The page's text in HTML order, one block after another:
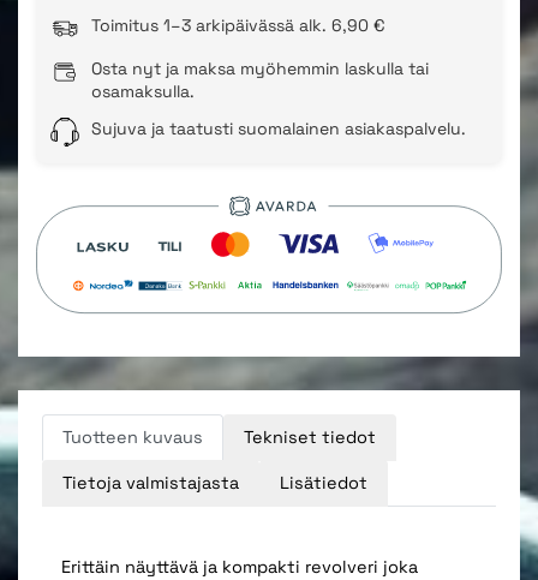
Toimitus 1–3 arkipäivässä alk. 6,90 €
Osta nyt ja maksa myöhemmin laskulla tai
osamaksulla.
Sujuva ja taatusti suomalainen asiakaspalvelu.
Tuotteen kuvaus Tekniset tiedot
Tietoja valmistajasta Lisätiedot
Erittäin näyttävä ja kompakti revolveri joka